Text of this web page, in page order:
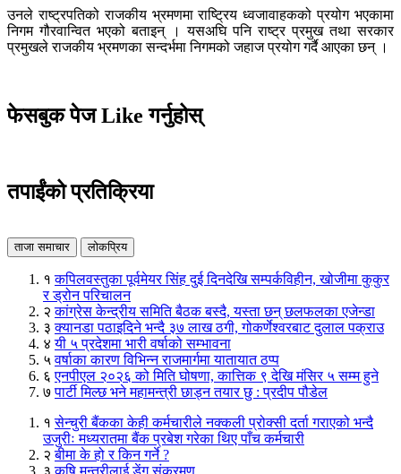
उनले राष्ट्रपतिको राजकीय भ्रमणमा राष्ट्रिय ध्वजावाहकको प्रयोग भएकामा
निगम गौरवान्वित भएको बताइन् । यसअघि पनि राष्ट्र प्रमुख तथा सरकार
प्रमुखले राजकीय भ्रमणका सन्दर्भमा निगमको जहाज प्रयोग गर्दै आएका छन् ।
फेसबुक पेज Like गर्नुहोस्
तपाईंको प्रतिक्रिया
ताजा समाचार लोकप्रिय
१ कपिलवस्तुका पूर्वमेयर सिंह दुई दिनदेखि सम्पर्कविहीन, खोजीमा कुकुर
र ड्रोन परिचालन
२ कांग्रेस केन्द्रीय समिति बैठक बस्दै, यस्ता छन् छलफलका एजेन्डा
३ क्यानडा पठाइदिने भन्दै ३७ लाख ठगी, गोकर्णेश्वरबाट दुलाल पक्राउ
४ यी ५ प्रदेशमा भारी वर्षाको सम्भावना
५ वर्षाका कारण विभिन्न राजमार्गमा यातायात ठप्प
६ एनपीएल २०२६ को मिति घोषणा, कात्तिक ९ देखि मंसिर ५ सम्म हुने
७ पार्टी मिल्छ भने महामन्त्री छाड्न तयार छु : प्रदीप पौडेल
१ सेन्चुरी बैंकका केही कर्मचारीले नक्कली प्रोक्सी दर्ता गराएको भन्दै
उजुरीः मध्यरातमा बैंक प्रबेश गरेका थिए पाँच कर्मचारी
२ बीमा के हो र किन गर्ने ?